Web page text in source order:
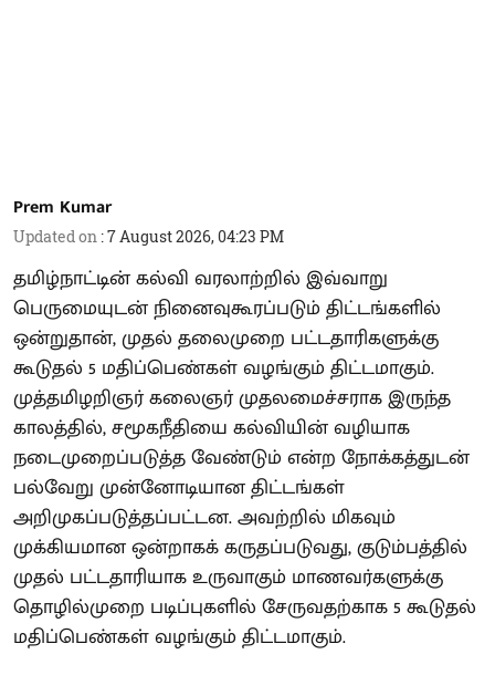
Prem Kumar
Updated on :7 August 2026, 04:23 PM
தமிழ்நாட்டின் கல்வி வரலாற்றில் இவ்வாறு
பெருமையுடன் நினைவுகூரப்படும் திட்டங்களில்
ஒன்றுதான், முதல் தலைமுறை பட்டதாரிகளுக்கு
கூடுதல் 5 மதிப்பெண்கள் வழங்கும் திட்டமாகும்.
முத்தமிழறிஞர் கலைஞர் முதலமைச்சராக இருந்த
காலத்தில், சமூகநீதியை கல்வியின் வழியாக
நடைமுறைப்படுத்த வேண்டும் என்ற நோக்கத்துடன்
பல்வேறு முன்னோடியான திட்டங்கள்
அறிமுகப்படுத்தப்பட்டன. அவற்றில் மிகவும்
முக்கியமான ஒன்றாகக் கருதப்படுவது, குடும்பத்தில்
முதல் பட்டதாரியாக உருவாகும் மாணவர்களுக்கு
தொழில்முறை படிப்புகளில் சேருவதற்காக 5 கூடுதல்
மதிப்பெண்கள் வழங்கும் திட்டமாகும்.